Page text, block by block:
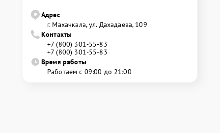
Адрес
г. Махачкала, ул. Дахадаева, 109
Контакты
+7 (800) 301-55-83
+7 (800) 301-55-83
Время работы
Работаем с 09:00 до 21:00